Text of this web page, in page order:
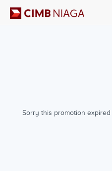
Sorry this promotion